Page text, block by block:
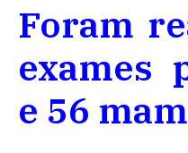
Foram
exames
e 56